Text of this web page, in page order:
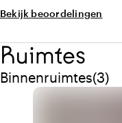
Bekijk beoordelingen
Ruimtes
Binnenruimtes
Aantal (3)